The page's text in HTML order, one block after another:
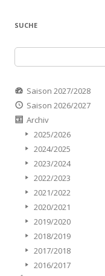
SUCHE
nach:
Saison 2027/2028
Saison 2026/2027
Archiv
2025/2026
2024/2025
2023/2024
2022/2023
2021/2022
2020/2021
2019/2020
2018/2019
2017/2018
2016/2017